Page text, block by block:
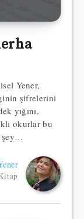
Yener,
şifrelerini
yığını,
okurlar bu
şey…